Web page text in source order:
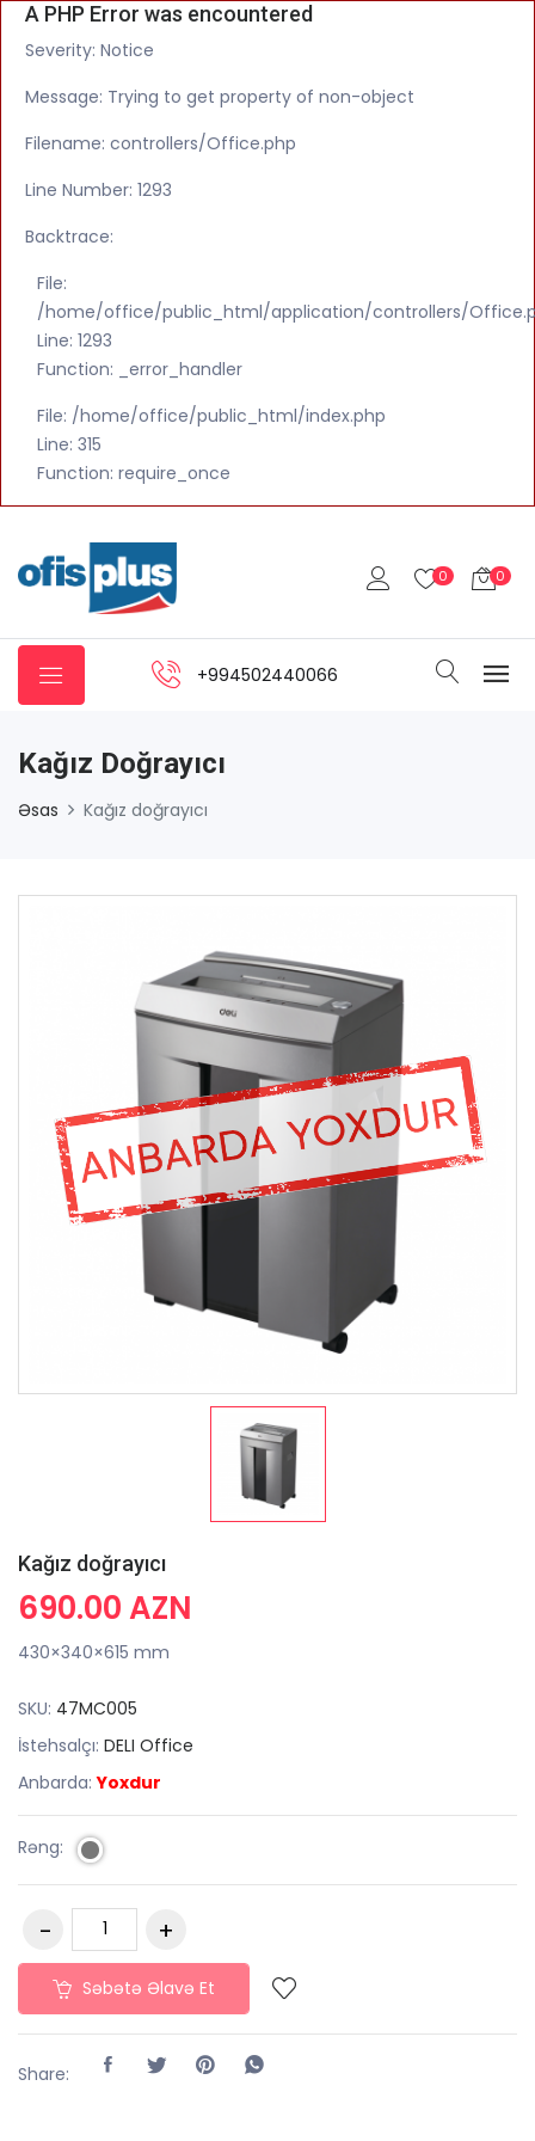
A PHP Error was encountered
Severity: Notice
Message: Trying to get property of non-object
Filename: controllers/Office.php
Line Number: 1293
Backtrace:
File:
/home/office/public_html/application/controllers/
Line: 1293
Function: _error_handler
File: /home/office/public_html/index.php
Line: 315
Function: require_once
0 0
+994502440066
Kağız Doğrayıcı
Əsas Kağız doğrayıcı
Kağız doğrayıcı
690.00 AZN
430×340×615 mm
SKU: 47MC005
İstehsalçı: DELI Office
Anbarda:Yoxdur
Rəng:
Səbətə Əlavə Et
Share: